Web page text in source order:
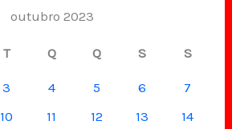
outubro 2023
T Q Q S S
3 4 5 6
7
10 11 12 13
14